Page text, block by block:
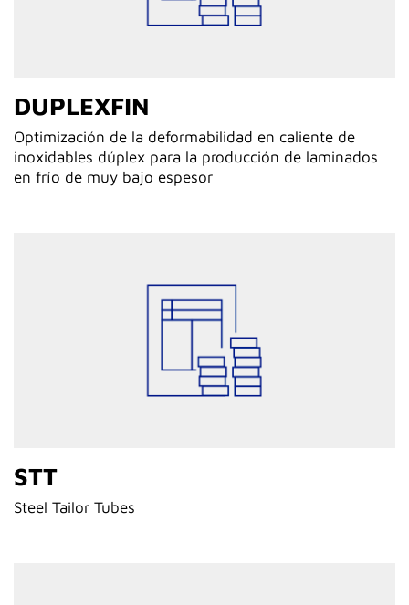
DUPLEXFIN
Optimización de la deformabilidad en caliente de
inoxidables dúplex para la producción de laminados
en frío de muy bajo espesor
STT
Steel Tailor Tubes